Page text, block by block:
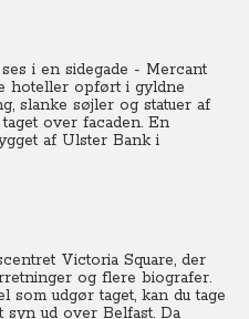
i en sidegade - Mercant
hoteller opført i gyldne
slanke søjler og statuer af
over facaden. En
af Ulster Bank i
Victoria Square, der
og flere biografer.
som udgør taget, kan du tage
ud over Belfast. Da